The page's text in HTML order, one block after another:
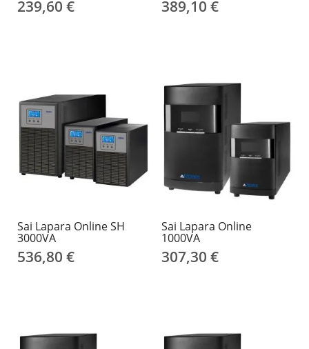
239,60 € 389,10 €
Sai Lapara Online SH
3000VA
536,80 €
Sai Lapara Online
1000VA
307,30 €